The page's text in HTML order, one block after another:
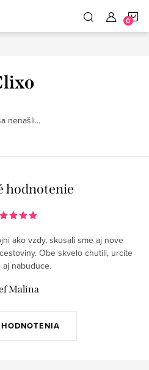
nenašli...
hodnotenie
ako vzdy, skusali sme aj nove
Obe skvelo chutili, urcite
aj nabuduce.
Malina